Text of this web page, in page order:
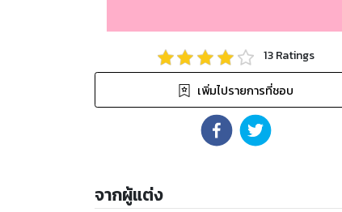
13Ratings
เพิ่มไปรายการที่ชอบ
จากผู้แต่ง